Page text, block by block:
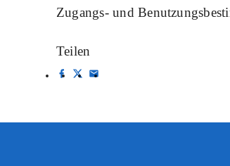
Zugangs- und
Teilen